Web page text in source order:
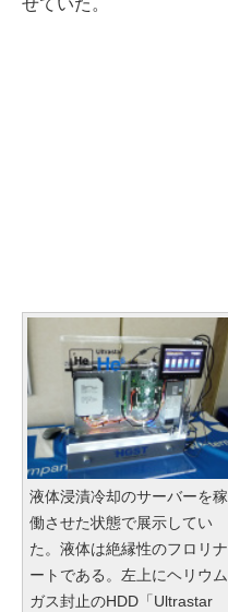
液体浸漬冷却のサーバーを稼
働させた状態で展示してい
た。液体は絶縁性のフロリナ
ートである。左上にヘリウム
ガス封止のHDD「Ultrastar